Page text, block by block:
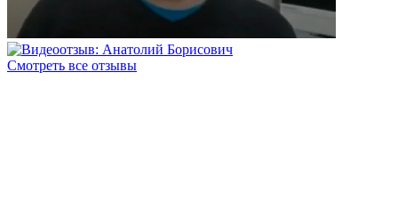
Смотреть все отзывы